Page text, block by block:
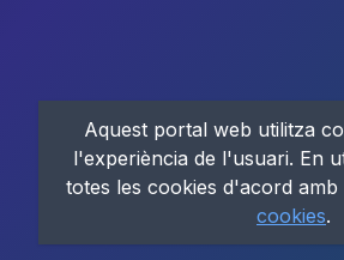
Aquest portal web utilitza
l'experiència de l'usuari. En
totes les cookies d'acord amb
cookies.